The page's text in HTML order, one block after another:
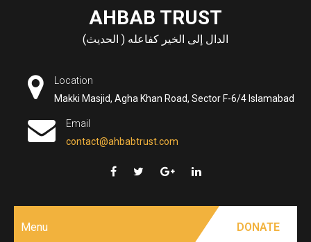
AHBAB TRUST
الدال إلى الخير كفاعله ( الحديث)
Location
Makki Masjid, Agha Khan Road, Sector F-6/4 Islamabad
Email
contact@ahbabtrust.com
Menu DONATE